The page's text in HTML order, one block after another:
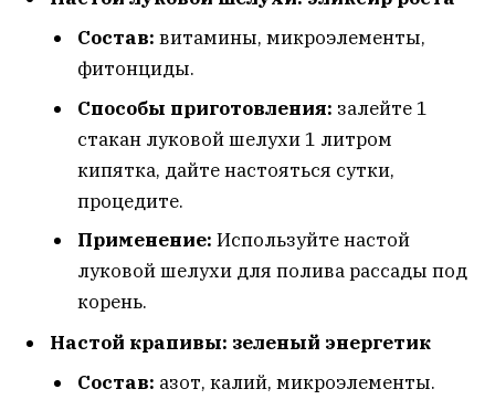
Состав: витамины, микроэлементы,
фитонциды.
Способы приготовления: залейте 1
стакан луковой шелухи 1 литром
кипятка, дайте настояться сутки,
процедите.
Применение: Используйте настой
луковой шелухи для полива рассады под
корень.
Настой крапивы: зеленый энергетик
Состав: азот, калий, микроэлементы.